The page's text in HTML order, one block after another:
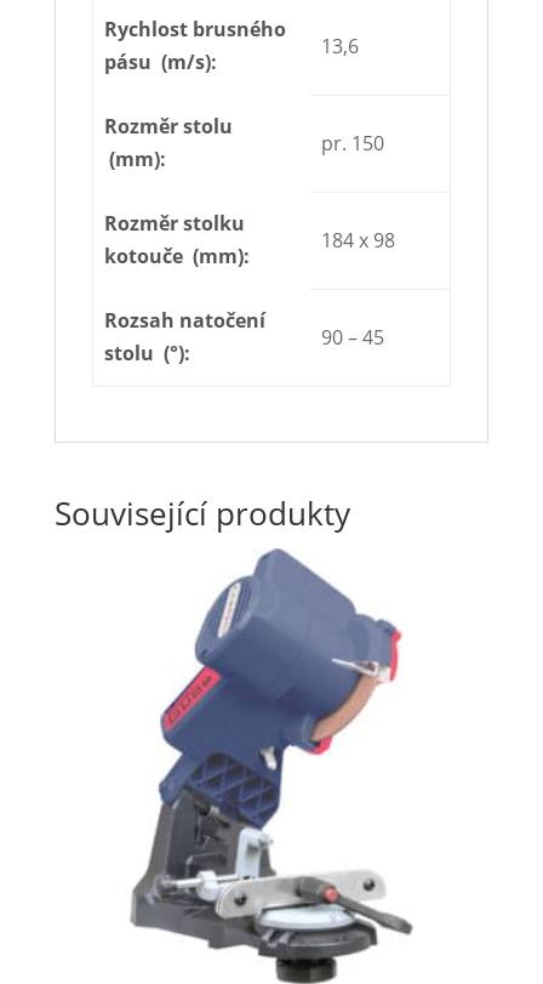
Rychlost brusného
pásu (m/s):
13,6
Rozměr stolu
(mm):
pr. 150
Rozměr stolku
kotouče (mm):
184 x 98
Rozsah natočení
stolu (°):
90 – 45
Související produkty